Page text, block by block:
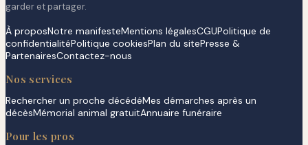
garder et partager.
À proposNotre manifesteMentions légalesCGUPolitique de
confidentialitéPolitique cookiesPlan du sitePresse &
PartenairesContactez-nous
Nos services
Rechercher un proche décédéMes démarches après un
décèsMémorial animal gratuitAnnuaire funéraire
Pour les pros